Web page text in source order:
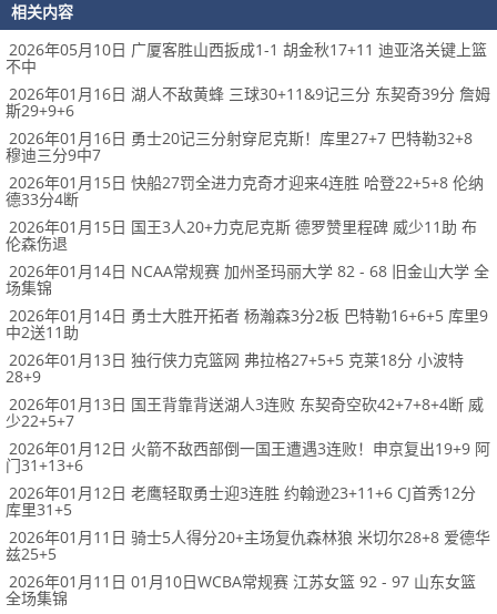
相关内容
2026年05月10日 广厦客胜山西扳成1-1 胡金秋17+11 迪亚洛关键上篮
不中
2026年01月16日 湖人不敌黄蜂 三球30+11&9记三分 东契奇39分 詹姆
斯29+9+6
2026年01月16日 勇士20记三分射穿尼克斯！库里27+7 巴特勒32+8
穆迪三分9中7
2026年01月15日 快船27罚全进力克奇才迎来4连胜 哈登22+5+8 伦纳
德33分4断
2026年01月15日 国王3人20+力克尼克斯 德罗赞里程碑 威少11助 布
伦森伤退
2026年01月14日 NCAA常规赛 加州圣玛丽大学 82 - 68 旧金山大学 全
场集锦
2026年01月14日 勇士大胜开拓者 杨瀚森3分2板 巴特勒16+6+5 库里9
中2送11助
2026年01月13日 独行侠力克篮网 弗拉格27+5+5 克莱18分 小波特
28+9
2026年01月13日 国王背靠背送湖人3连败 东契奇空砍42+7+8+4断 威
少22+5+7
2026年01月12日 火箭不敌西部倒一国王遭遇3连败！申京复出19+9 阿
门31+13+6
2026年01月12日 老鹰轻取勇士迎3连胜 约翰逊23+11+6 CJ首秀12分
库里31+5
2026年01月11日 骑士5人得分20+主场复仇森林狼 米切尔28+8 爱德华
兹25+5
2026年01月11日 01月10日WCBA常规赛 江苏女篮 92 - 97 山东女篮
全场集锦